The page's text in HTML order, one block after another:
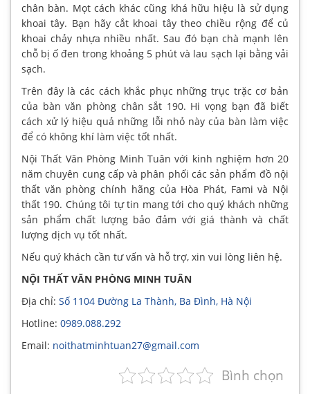
chân bàn. Mọt cách khác cũng khá hữu hiệu là sử dụng
khoai tây. Bạn hãy cắt khoai tây theo chiều rộng để củ
khoai chảy nhựa nhiều nhất. Sau đó bạn chà mạnh lên
chỗ bị ố đen trong khoảng 5 phút và lau sạch lại bằng vải
sạch.
Trên đây là các cách khắc phục những trục trặc cơ bản
của bàn văn phòng chân sắt 190. Hi vọng bạn đã biết
cách xử lý hiệu quả những lỗi nhỏ này của bàn làm việc
để có không khí làm việc tốt nhất.
Nội Thất Văn Phòng Minh Tuân với kinh nghiệm hơn 20
năm chuyên cung cấp và phân phối các sản phẩm đồ nội
thất văn phòng chính hãng của Hòa Phát, Fami và Nội
thất 190. Chúng tôi tự tin mang tới cho quý khách những
sản phẩm chất lượng bảo đảm với giá thành và chất
lượng dịch vụ tốt nhất.
Nếu quý khách cần tư vấn và hỗ trợ, xin vui lòng liên hệ.
NỘI THẤT VĂN PHÒNG MINH TUÂN
Địa chỉ: Số 1104 Đường La Thành, Ba Đình, Hà Nội
Hotline: 0989.088.292
Email: noithatminhtuan27@gmail.com
Bình chọn